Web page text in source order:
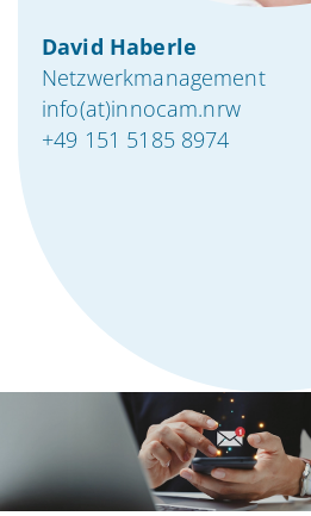
David Haberle
Netzwerkmanagement
info(at)innocam.nrw
+49 151 5185 8974